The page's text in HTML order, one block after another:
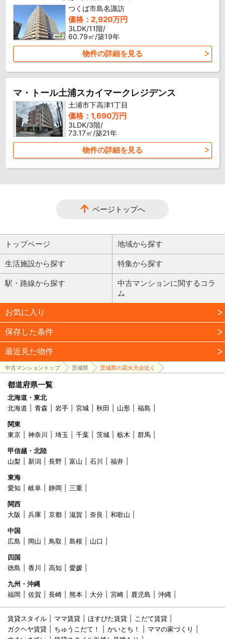
つくば市島名諏訪
価格：2,920万円
3LDK/11階/
60.79㎡/築19年
物件の詳細を見る
マ・トール土浦スカイマークレジデンス
土浦市下高津1丁目
価格：1,690万円
3LDK/3階/
73.17㎡/築21年
物件の詳細を見る
ページトップへ
トップページ 地域から探す
生活施設から探す 特集から探す
駅・路線から探す
中古マンションに関するコラ
ム
お気に入り
保存した条件
最近見た物件
中古マンショントップ 茨城県 茨城県の花火大会近く
都道府県一覧
北海道・東北
北海道
青森 岩手 宮城 秋田 山形
福島
関東
東京
神奈川 埼玉 千葉 茨城 栃木
群馬
甲信越・北陸
山梨
新潟 長野 富山 石川
福井
東海
愛知
岐阜 静岡
三重
関西
大阪
兵庫 京都 滋賀 奈良
和歌山
中国
広島
岡山 鳥取 島根
山口
四国
徳島
香川 高知
愛媛
九州・沖縄
福岡
佐賀 長崎 熊本 大分 宮崎 鹿児島 沖縄
賃貸スタイル ママ賃貸 ほすぴた賃貸
こだて賃貸
ガクヘヤ賃貸
ちゅうこだて！ かいとち！
ママの家づくり